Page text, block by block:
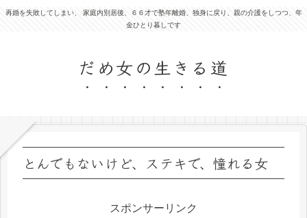
再婚を失敗してしまい、 家庭内別居後、６６才で塾年離婚、独身に戻り、親の介護をしつつ、年
金ひとり暮しです
だめ女の生きる道
とんでもないけど、ステキで、憧れる女
スポンサーリンク